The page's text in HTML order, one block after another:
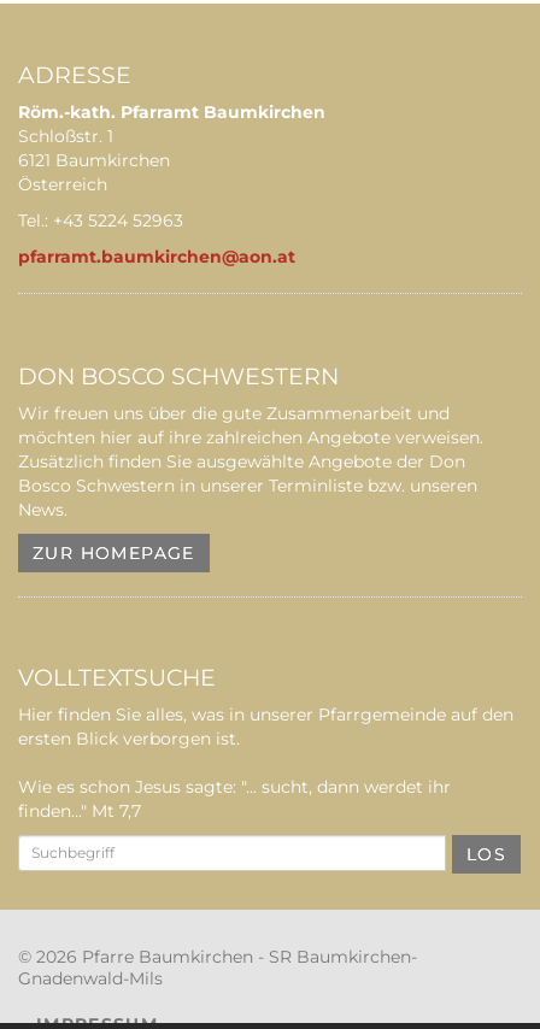
ADRESSE
Röm.-kath. Pfarramt Baumkirchen
Schloßstr. 1
6121 Baumkirchen
Österreich
Tel.: +43 5224 52963
pfarramt.baumkirchen@aon.at
DON BOSCO SCHWESTERN
Wir freuen uns über die gute Zusammenarbeit und
möchten hier auf ihre zahlreichen Angebote verweisen.
Zusätzlich finden Sie ausgewählte Angebote der Don
Bosco Schwestern in unserer Terminliste bzw. unseren
News.
ZUR HOMEPAGE
VOLLTEXTSUCHE
Hier finden Sie alles, was in unserer Pfarrgemeinde auf den
ersten Blick verborgen ist.
Wie es schon Jesus sagte: "... sucht, dann werdet ihr
finden..." Mt 7,7
LOS
© 2026 Pfarre Baumkirchen - SR Baumkirchen-
Gnadenwald-Mils
IMPRESSUM